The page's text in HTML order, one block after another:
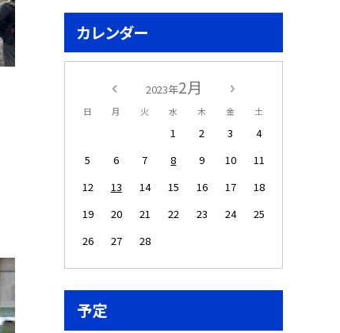
カレンダー
2023年2月
日 月 火 水 木 金 土
1 2 3
4
5
6 7 8 9 10
11
12
13 14 15 16 17
18
19
20 21 22 23 24
25
26
27 28
予定